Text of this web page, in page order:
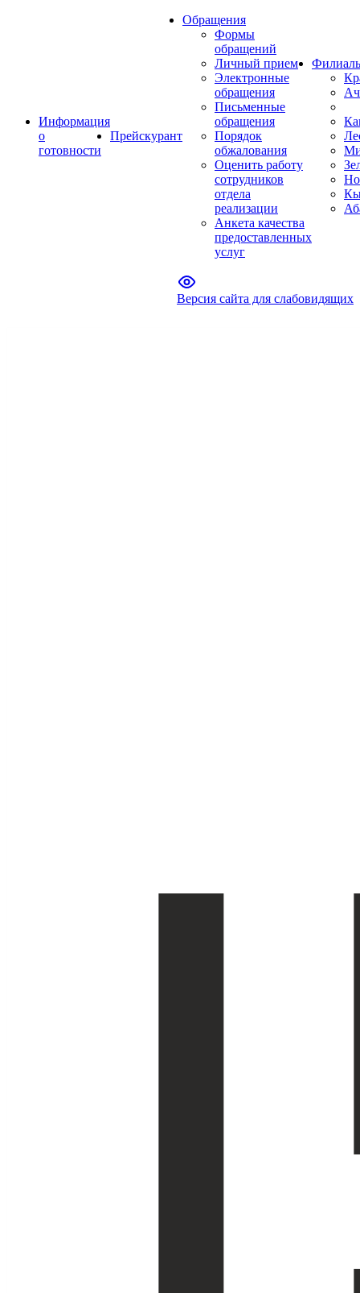
Информация
о
готовности
Прейскурант
Обращения
Формы
обращений
Личный прием
Электронные
обращения
Письменные
обращения
Порядок
обжалования
Оценить работу
сотрудников
отдела
реализации
Анкета качества
предоставленных
услуг
Версия сайта для слабовидящих